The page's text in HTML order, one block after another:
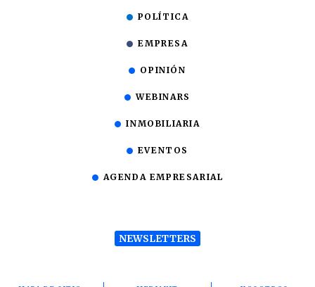
POLÍTICA
EMPRESA
OPINIÓN
WEBINARS
INMOBILIARIA
EVENTOS
AGENDA EMPRESARIAL
NEWSLETTERS